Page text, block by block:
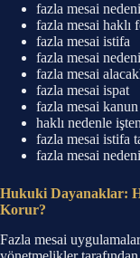
fazla mesai
fazla mesai haklı
fazla mesai istifa
fazla mesai
fazla mesai
fazla mesai ispat
fazla mesai
haklı nedenle
fazla mesai istifa
fazla mesai
Hukuki Dayanaklar:
Korur?
Fazla mesai